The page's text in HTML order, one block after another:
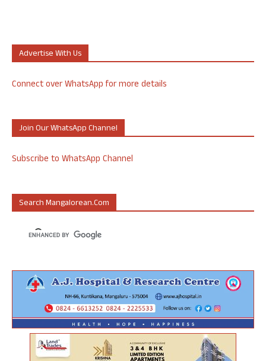
Advertise With Us
Connect over WhatsApp for more details
Join Our WhatsApp Channel
Subscribe to WhatsApp Channel
Search Mangalorean.com